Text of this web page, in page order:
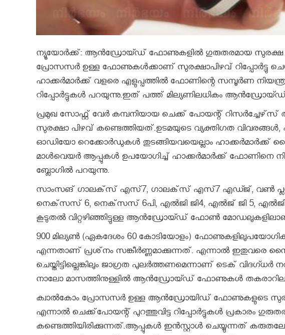
ന്യൂയോര്‍ക്ക്: ആന്‍ഡ്രോയ്ഡ് ഫോണുകളില്‍ ഗുരുതരമായ സുരക്ഷ
പ്രോസസര്‍ ഉള്ള ഫോണുകള്‍ക്കാണ് സുരക്ഷാപിഴവ് റിപ്പോര്‍ട്ടു
ഹാക്കര്‍മാര്‍ക്ക് വളരെ എളുപ്പത്തില്‍ ഫോണിന്റെ സമ്പൂര്‍ണ
റിപ്പോര്‍ട്ടുകള്‍ പറയുന്നു.ഇത് പത്ത് മില്യണിലധികം
പ്രമുഖ സോഫ്റ്റ് വേര്‍ കമ്പനിയായ ചെക്ക് പോയന്റ്
സുരക്ഷാ പിഴവ് കണ്ടെത്തിയത്.ഉടമയുടെ വ്യക്തിഗത
ഓഡിയോ റെക്കോര്‍ഡുകള്‍ തുടങ്ങിയവയെല്ലാം ഹാക്കര്‍മാര്‍ക്ക്
മാള്‍വെയര്‍ ആപ്പുകള്‍ ഉപയോഗിച്ച് ഹാക്കര്‍മാര്‍ക്ക് ഫോണിനെ
ബ്ലോഗില്‍ പറയുന്നു.
സാംസങ് ഗാലക്‌സ് എസ്7, ഗാലക്‌സ് എസ്7 എഡ്ജ്, വണ്‍
നെക്‌സസ് 6, നെക്‌സസ് 6പി, എല്‍ജി ജി4, എല്‍ജ് ജി 5, എല്‍ജി
കൂടുതല്‍ വിറ്റഴിഞ്ഞിട്ടുള്ള ആന്‍ഡ്രോയ്ഡ് ഫോണ്‍
900 മില്യണ്‍ (ഏകദേശം 60 കോടിയോളം)
എന്നതാണ് പ്രശ്‌നം സങ്കീര്‍ണ്ണമാക്കുന്നത്. എന്നാല്‍ ഇതുവരെ
ചെയ്തിട്ടില്ലെങ്കിലും ജാഗ്രത പുലര്‍ത്തണമെന്നാണ് ടെക്
നാലോ മാസത്തിനുള്ളില്‍ ആന്‍ഡ്രോയ്ഡ് ഫോണുകള്‍
ക്വാല്‍കോം പ്രോസസര്‍ ഉള്ള ആന്‍ഡ്രോയിഡ് ഫോണുകളുടെ
എന്നാല്‍ ചെക്ക്‌പോയന്റ് പുറത്തുവിട്ട റിപ്പോര്‍ട്ടുകള്‍ പ്രകാരം
കണ്ടെത്തിയിരിക്കുന്നത്.ആപ്പുകള്‍ ഇന്‍സ്റ്റാള്‍ ചെയ്യുന്നത്